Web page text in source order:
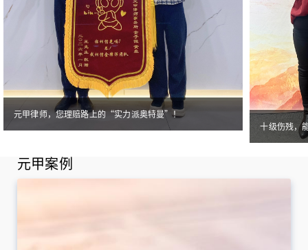
元甲律师，您理赔路上的“实力派奥特曼”！
十级伤残，
元甲案例